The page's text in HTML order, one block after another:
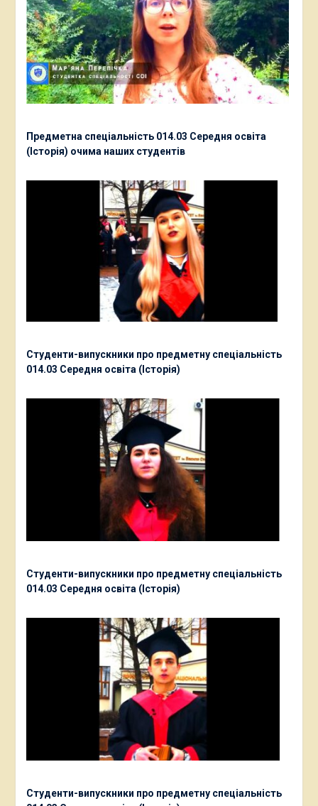
Предметна спеціальність 014.03 Середня освіта
(Історія) очима наших студентів
Студенти-випускники про предметну спеціальність
014.03 Середня освіта (Історія)
Студенти-випускники про предметну спеціальність
014.03 Середня освіта (Історія)
Студенти-випускники про предметну спеціальність